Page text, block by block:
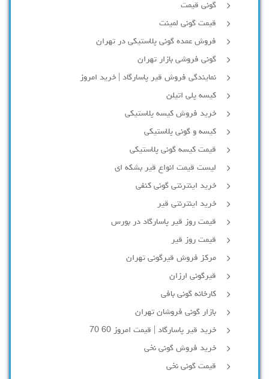
گونی قیمت
قیمت گونی لمینت
فروش عمده گونی پلاستیکی در تهران
گونی فروشی بازار تهران
نمایندگی فروش قیر پاسارگاد | خرید امروز
کیسه پلی اتیلن
خرید فروش کیسه پلاستیکی
کیسه و گونی پلاستیکی
قیمت کیسه گونی پلاستیکی
لیست قیمت انواع قیر بشکه ای
خرید اینترنتی گونی کنفی
خرید اینترنتی قیر
قیمت روز قیر پاسارگاد در بورس
قیمت روز قیر
مرکز فروش قیرگونی تهران
قیرگونی ارزان
کارخانه گونی بافی
بازار گونی فروشان تهران
خرید قیر پاسارگاد | قیمت امروز 60 70
خرید فروش گونی نخی
قیمت گونی نخی